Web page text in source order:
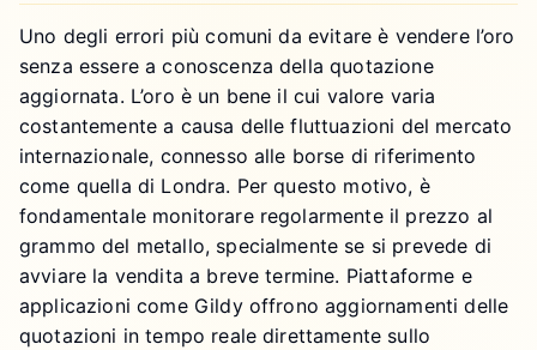
Uno degli errori più comuni da evitare è vendere l’oro
senza essere a conoscenza della quotazione
aggiornata. L’oro è un bene il cui valore varia
costantemente a causa delle fluttuazioni del mercato
internazionale, connesso alle borse di riferimento
come quella di Londra. Per questo motivo, è
fondamentale monitorare regolarmente il prezzo al
grammo del metallo, specialmente se si prevede di
avviare la vendita a breve termine. Piattaforme e
applicazioni come Gildy offrono aggiornamenti delle
quotazioni in tempo reale direttamente sullo